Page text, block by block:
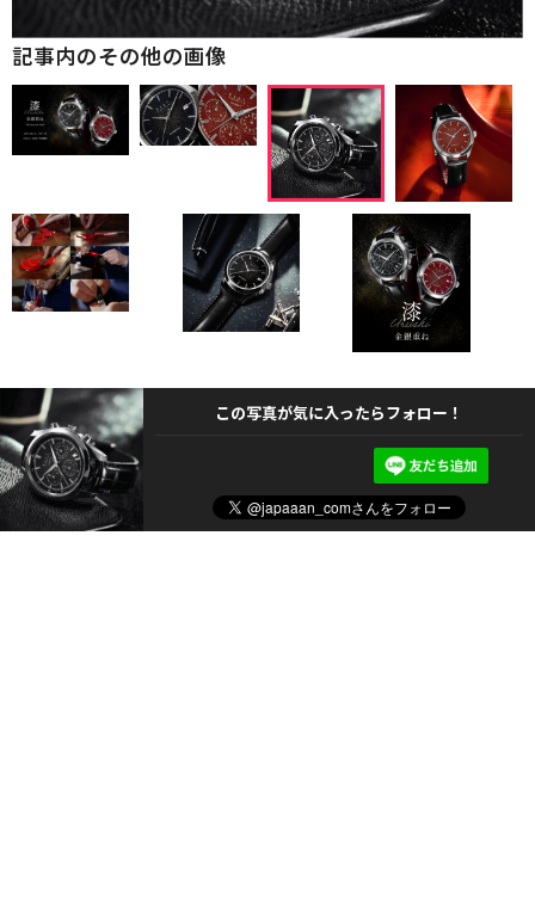
記事内のその他の画像
この写真が気に入ったらフォロー！